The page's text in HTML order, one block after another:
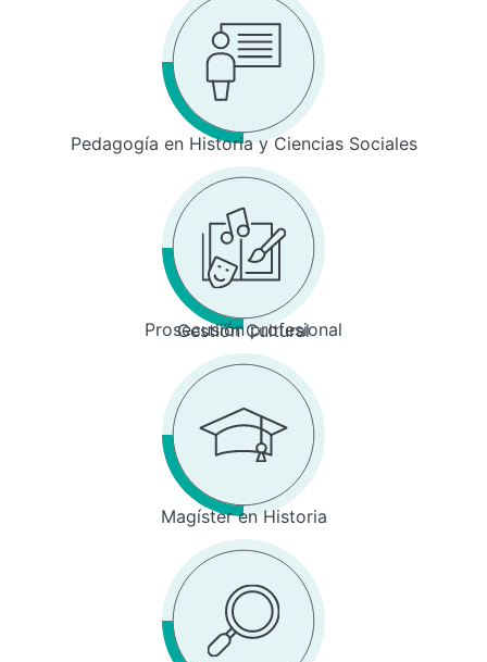
Pedagogía en Historia y Ciencias Sociales
Prosecusión profesional
Gestión Cultural
Magíster en Historia